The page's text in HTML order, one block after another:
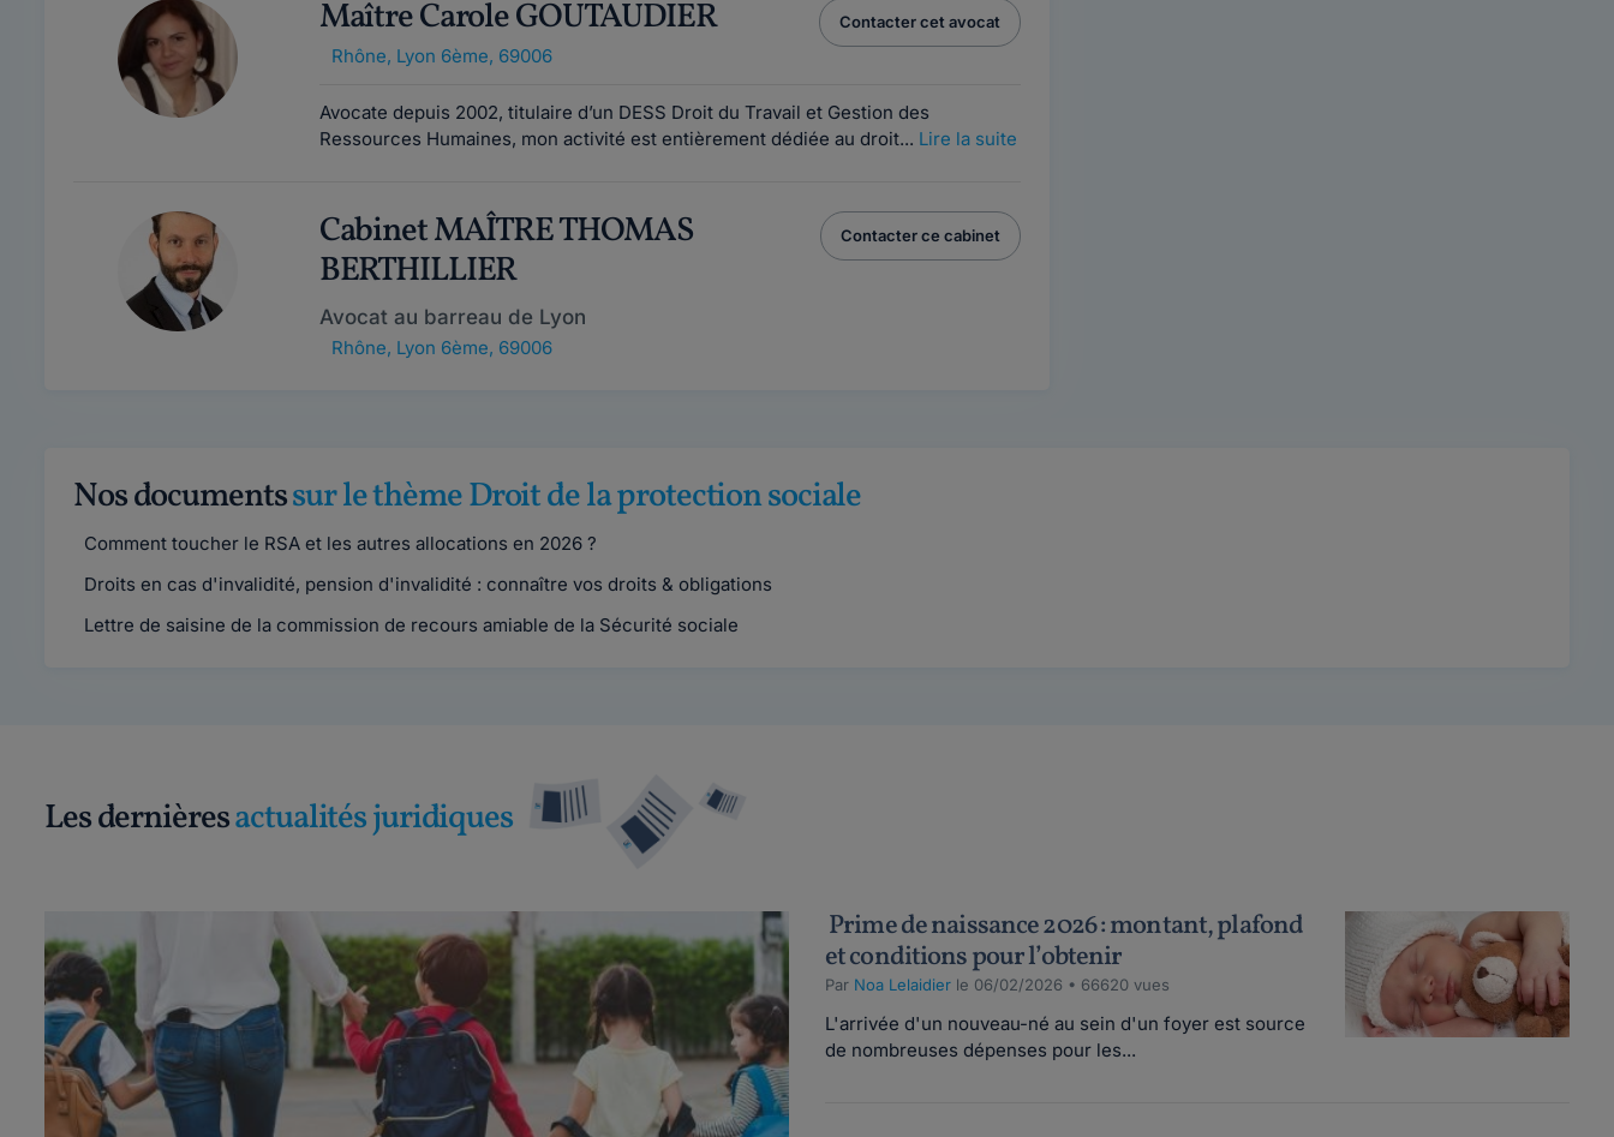
Maître Carole GOUTAUDIER
Rhône, Lyon 6ème, 69006
Contacter cet avocat
Avocate depuis 2002, titulaire d’un DESS Droit du Travail et Gestion des
Ressources Humaines, mon activité est entièrement dédiée au droit... Lire la suite
Cabinet MAÎTRE THOMAS
BERTHILLIER
Avocat au barreau de Lyon
Rhône, Lyon 6ème, 69006
Contacter ce cabinet
Nos documentssur le thème Droit de la protection sociale
Comment toucher le RSA et les autres allocations en 2026 ?
Droits en cas d'invalidité, pension d'invalidité : connaître vos droits & obligations
Lettre de saisine de la commission de recours amiable de la Sécurité sociale
Les dernièresactualités juridiques
Prime de naissance 2026 : montant, plafond
et conditions pour l’obtenir
Par Noa Lelaidier le 06/02/2026 • 66620 vues
L'arrivée d'un nouveau-né au sein d'un foyer est source
de nombreuses dépenses pour les...